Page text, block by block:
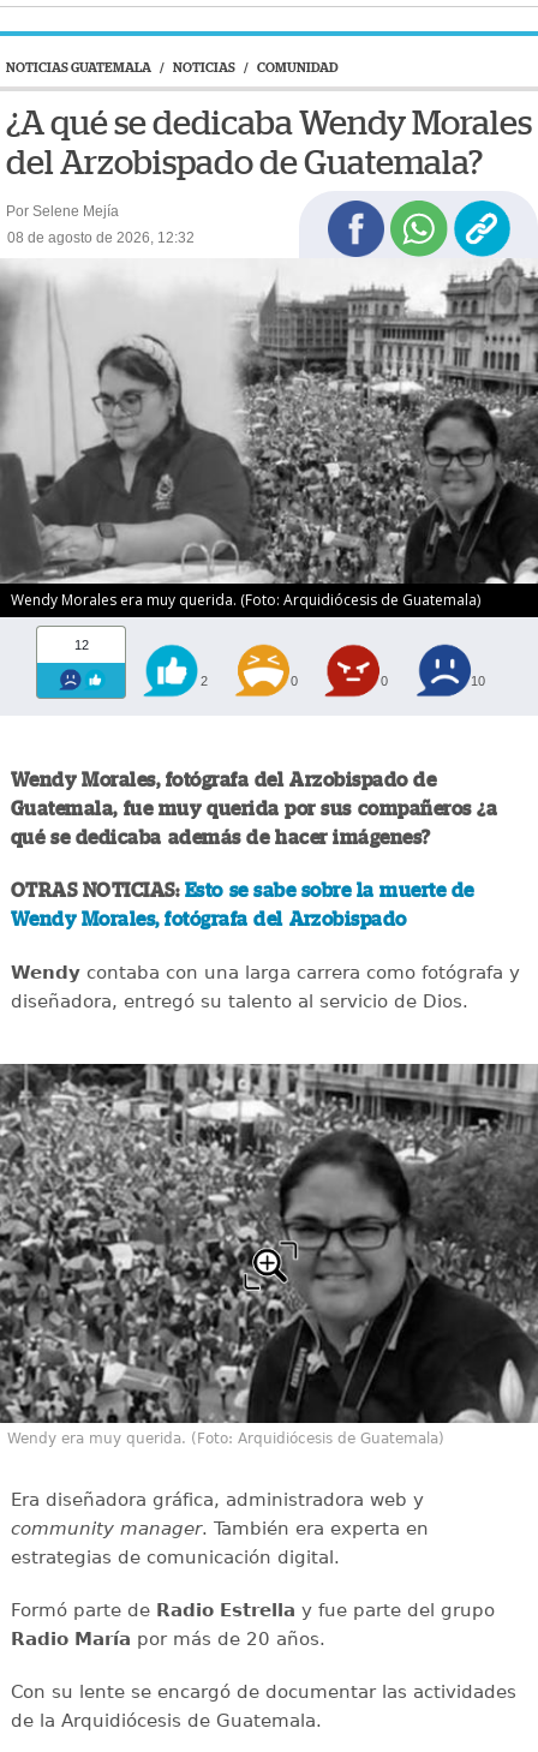
NOTICIAS GUATEMALA / NOTICIAS / COMUNIDAD
¿A qué se dedicaba Wendy Morales
del Arzobispado de Guatemala?
Por Selene Mejía
08 de agosto de 2026, 12:32
Wendy Morales era muy querida. (Foto: Arquidiócesis de Guatemala)
12
2 0 0 10
Wendy Morales, fotógrafa del Arzobispado de
Guatemala, fue muy querida por sus compañeros ¿a
qué se dedicaba además de hacer imágenes?
OTRAS NOTICIAS: Esto se sabe sobre la muerte de
Wendy Morales, fotógrafa del Arzobispado
Wendycontaba con una larga carrera como fotógrafa y
diseñadora, entregó su talento al servicio de Dios.
Wendy era muy querida. (Foto: Arquidiócesis de Guatemala)
Era diseñadora gráfica, administradora web y
community manager. También era experta en
estrategias de comunicación digital.
Formó parte de Radio Estrella y fue parte del grupo
Radio María por más de 20 años.
Con su lente se encargó de documentar las actividades
de la Arquidiócesis de Guatemala.